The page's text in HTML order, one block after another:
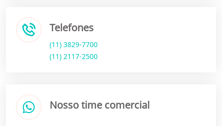
Telefones
(11) 3829-7700
(11) 2117-2500
Nosso time comercial